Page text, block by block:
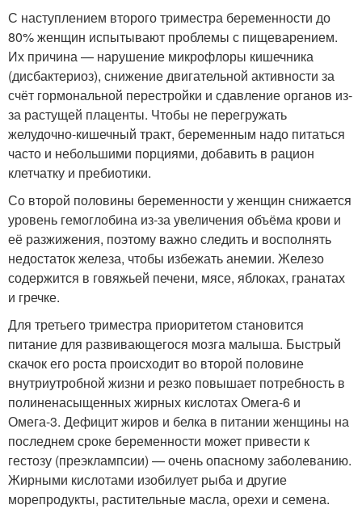
С наступлением второго триместра беременности до
80% женщин испытывают проблемы с пищеварением.
Их причина — нарушение микрофлоры кишечника
(дисбактериоз), снижение двигательной активности за
счёт гормональной перестройки и сдавление органов из-
за растущей плаценты. Чтобы не перегружать
желудочно-кишечный тракт, беременным надо питаться
часто и небольшими порциями, добавить в рацион
клетчатку и пребиотики.
Со второй половины беременности у женщин снижается
уровень гемоглобина из-за увеличения объёма крови и
её разжижения, поэтому важно следить и восполнять
недостаток железа, чтобы избежать анемии. Железо
содержится в говяжьей печени, мясе, яблоках, гранатах
и гречке.
Для третьего триместра приоритетом становится
питание для развивающегося мозга малыша. Быстрый
скачок его роста происходит во второй половине
внутриутробной жизни и резко повышает потребность в
полиненасыщенных жирных кислотах Омега-6 и
Омега-3. Дефицит жиров и белка в питании женщины на
последнем сроке беременности может привести к
гестозу (преэклампсии) — очень опасному заболеванию.
Жирными кислотами изобилует рыба и другие
морепродукты, растительные масла, орехи и семена.